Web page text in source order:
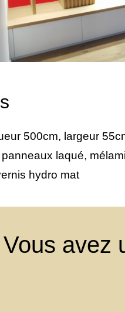
500cm, largeur
laqué,
hydro mat
Vous avez